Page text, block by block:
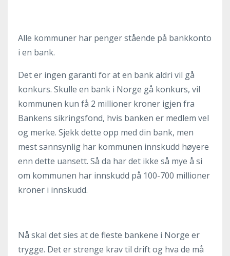
Alle kommuner har penger stående på bankkonto
i en bank.
Det er ingen garanti for at en bank aldri vil gå
konkurs. Skulle en bank i Norge gå konkurs, vil
kommunen kun få 2 millioner kroner igjen fra
Bankens sikringsfond, hvis banken er medlem vel
og merke. Sjekk dette opp med din bank, men
mest sannsynlig har kommunen innskudd høyere
enn dette uansett. Så da har det ikke så mye å si
om kommunen har innskudd på 100-700 millioner
kroner i innskudd.
Nå skal det sies at de fleste bankene i Norge er
trygge. Det er strenge krav til drift og hva de må